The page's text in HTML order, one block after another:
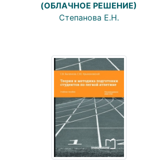
(ОБЛАЧНОЕ РЕШЕНИЕ)
Степанова Е.Н.